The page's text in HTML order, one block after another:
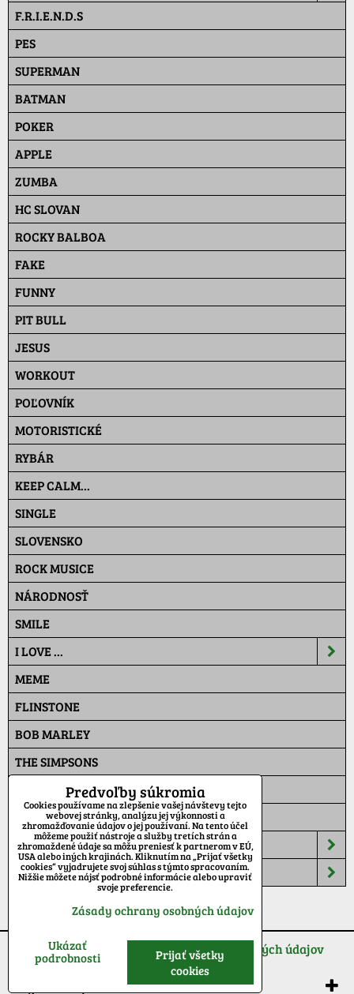
F.R.I.E.N.D.S
PES
SUPERMAN
BATMAN
POKER
APPLE
ZUMBA
HC SLOVAN
ROCKY BALBOA
FAKE
FUNNY
PIT BULL
JESUS
WORKOUT
POĽOVNÍK
MOTORISTICKÉ
RYBÁR
KEEP CALM...
SINGLE
SLOVENSKO
ROCK MUSICE
NÁRODNOSŤ
SMILE
I LOVE ...
MEME
FLINSTONE
BOB MARLEY
THE SIMPSONS
PAT A MAT
MASKÁČ
ŠILTOVKY
TEPLÁKY
Predvoľby súkromia Zásady ochrany osobných údajov
Vytvorené pomocou:BiznisWeb.sk
Predvoľby súkromia
Cookies používame na zlepšenie vašej návštevy tejto
webovej stránky, analýzu jej výkonnosti a
zhromažďovanie údajov o jej používaní. Na tento účel
môžeme použiť nástroje a služby tretích strán a
zhromaždené údaje sa môžu preniesť k partnerom v EÚ,
USA alebo iných krajinách. Kliknutím na „Prijať všetky
cookies“ vyjadrujete svoj súhlas s týmto spracovaním.
Nižšie môžete nájsť podrobné informácie alebo upraviť
svoje preferencie.
Zásady ochrany osobných údajov
Ukázať
podrobnosti
Prijať všetky
cookies